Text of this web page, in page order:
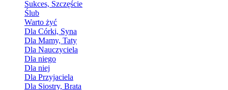
Sukces, Szczęście
Ślub
Warto żyć
Dla Córki, Syna
Dla Mamy, Taty
Dla Nauczyciela
Dla niego
Dla niej
Dla Przyjaciela
Dla Siostry, Brata